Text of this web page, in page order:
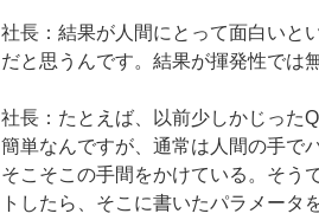
社長：結果が人間にとって面白いと
だと思うんです。結果が揮発性では
社長：たとえば、以前少しかじった
簡単なんですが、通常は人間の手で
そこそこの手間をかけている。そう
トしたら、そこに書いたパラメータ